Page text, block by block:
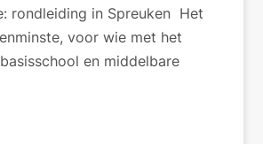
rondleiding in Spreuken Het
voor wie met het
en middelbare